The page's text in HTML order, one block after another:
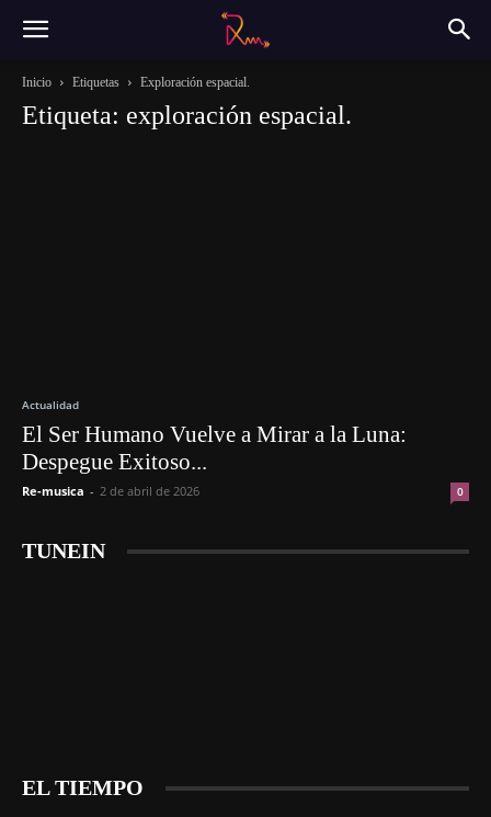
Inicio Etiquetas Exploración espacial.
Etiqueta: exploración espacial.
Actualidad
El Ser Humano Vuelve a Mirar a la Luna:
Despegue Exitoso...
Re-musica - 2 de abril de 2026 0
TUNEIN
EL TIEMPO